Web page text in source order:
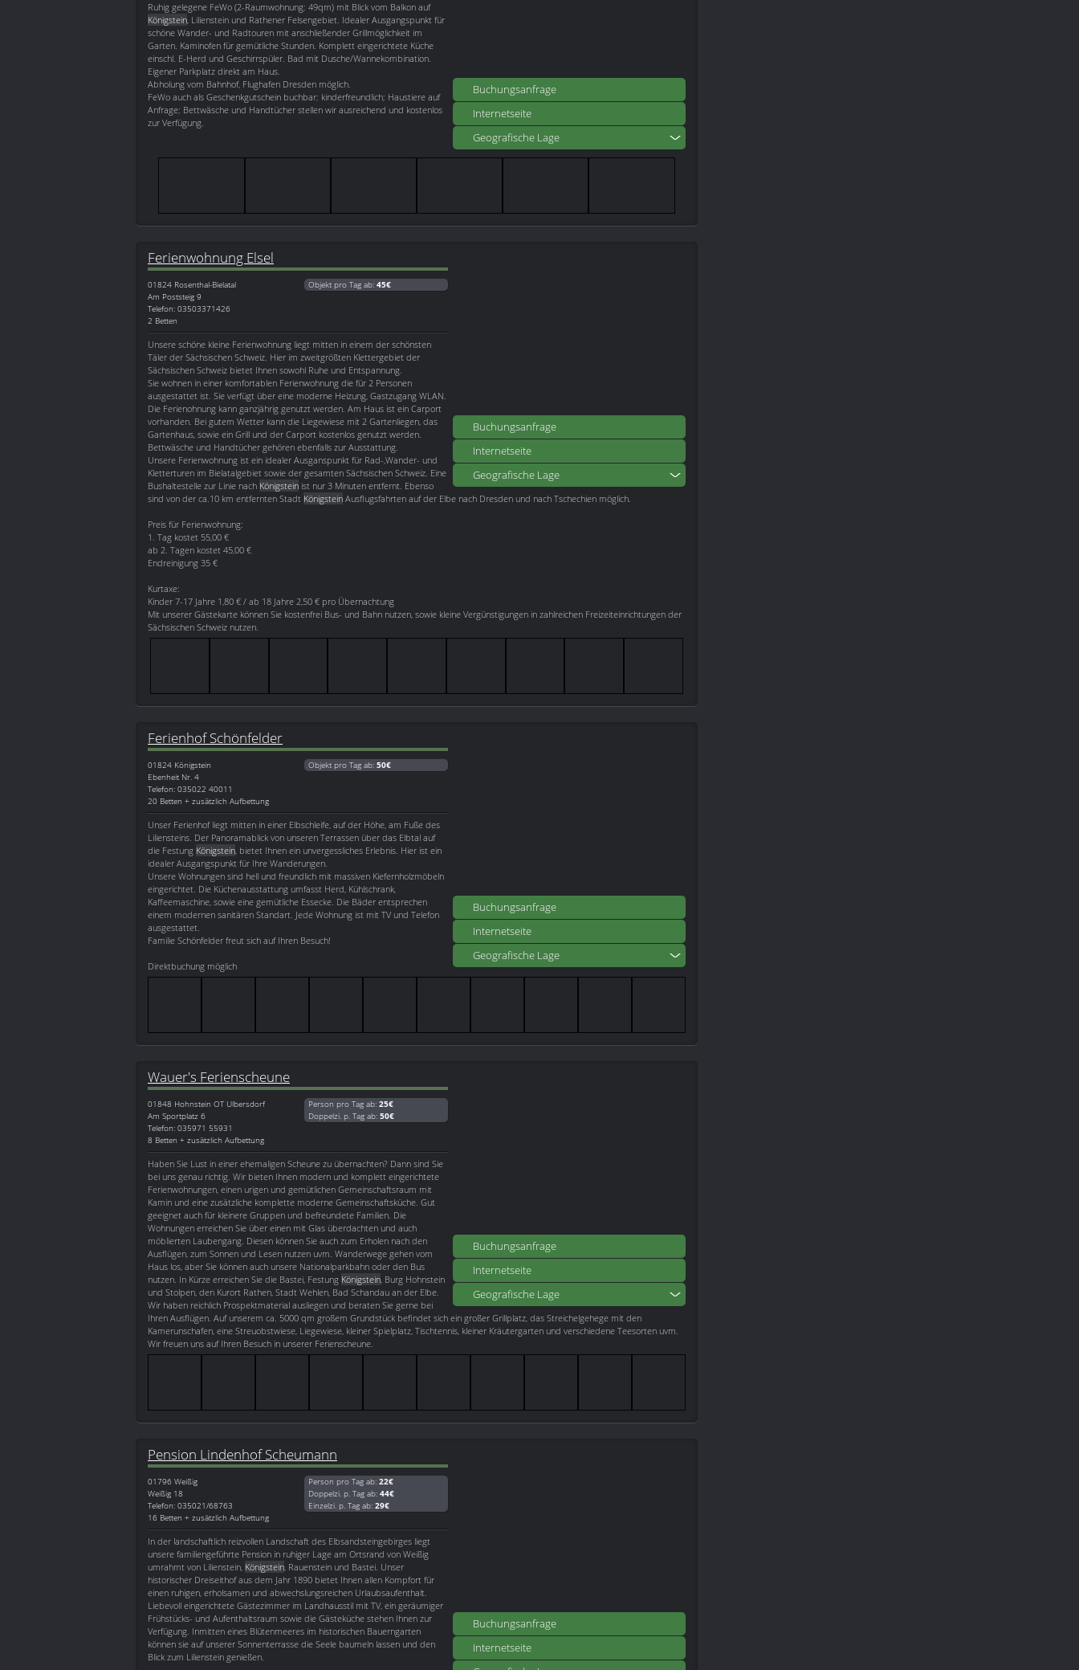
Buchungsanfrage
Internetseite
Geografische Lage
Ruhig gelegene FeWo (2-Raumwohnung; 49qm) mit Blick vom Balkon auf
Königstein, Lilienstein und Rathener Felsengebiet. Idealer Ausgangspunkt für
schöne Wander- und Radtouren mit anschließender Grillmöglichkeit im
Garten. Kaminofen für gemütliche Stunden. Komplett eingerichtete Küche
einschl. E-Herd und Geschirrspüler. Bad mit Dusche/Wannekombination.
Eigener Parkplatz direkt am Haus.
Abholung vom Bahnhof, Flughafen Dresden möglich.
FeWo auch als Geschenkgutschein buchbar; kinderfreundlich; Haustiere auf
Anfrage; Bettwäsche und Handtücher stellen wir ausreichend und kostenlos
zur Verfügung.
Buchungsanfrage
Internetseite
Geografische Lage
Ferienwohnung Elsel
01824 Rosenthal-Bielatal
Am Poststeig 9
Telefon: 03503371426
2 Betten
Objekt pro Tag ab: 45€
Unsere schöne kleine Ferienwohnung liegt mitten in einem der schönsten
Täler der Sächsischen Schweiz. Hier im zweitgrößten Klettergebiet der
Sächsischen Schweiz bietet Ihnen sowohl Ruhe und Entspannung.
Sie wohnen in einer komfortablen Ferienwohnung die für 2 Personen
ausgestattet ist. Sie verfügt über eine moderne Heizung, Gastzugang WLAN.
Die Ferienohnung kann ganzjährig genutzt werden. Am Haus ist ein Carport
vorhanden. Bei gutem Wetter kann die Liegewiese mit 2 Gartenliegen, das
Gartenhaus, sowie ein Grill und der Carport kostenlos genutzt werden.
Bettwäsche und Handtücher gehören ebenfalls zur Ausstattung.
Unsere Ferienwohnung ist ein idealer Ausganspunkt für Rad-,Wander- und
Kletterturen im Bielatalgebiet sowie der gesamten Sächsischen Schweiz. Eine
Bushaltestelle zur Linie nach Königstein ist nur 3 Minuten entfernt. Ebenso
sind von der ca.10 km entfernten Stadt Königstein Ausflugsfahrten auf der Elbe nach Dresden und nach Tschechien möglich.
Preis für Ferienwohnung:
1. Tag kostet 55,00 €
ab 2. Tagen kostet 45,00 €
Endreinigung 35 €
Kurtaxe:
Kinder 7-17 Jahre 1,80 € / ab 18 Jahre 2,50 € pro Übernachtung
Mit unserer Gästekarte können Sie kostenfrei Bus- und Bahn nutzen, sowie kleine Vergünstigungen in zahlreichen Freizeiteinrichtungen der
Sächsischen Schweiz nutzen.
Buchungsanfrage
Internetseite
Geografische Lage
Ferienhof Schönfelder
01824 Königstein
Ebenheit Nr. 4
Telefon: 035022 40011
20 Betten + zusätzlich Aufbettung
Objekt pro Tag ab: 50€
Unser Ferienhof liegt mitten in einer Elbschleife, auf der Höhe, am Fuße des
Liliensteins. Der Panoramablick von unseren Terrassen über das Elbtal auf
die Festung Königstein, bietet Ihnen ein unvergessliches Erlebnis. Hier ist ein
idealer Ausgangspunkt für Ihre Wanderungen.
Unsere Wohnungen sind hell und freundlich mit massiven Kiefernholzmöbeln
eingerichtet. Die Küchenausstattung umfasst Herd, Kühlschrank,
Kaffeemaschine, sowie eine gemütliche Essecke. Die Bäder entsprechen
einem modernen sanitären Standart. Jede Wohnung ist mit TV und Telefon
ausgestattet.
Familie Schönfelder freut sich auf Ihren Besuch!
Direktbuchung möglich
Buchungsanfrage
Internetseite
Geografische Lage
Wauer's Ferienscheune
01848 Hohnstein OT Ulbersdorf
Am Sportplatz 6
Telefon: 035971 55931
8 Betten + zusätzlich Aufbettung
Person pro Tag ab: 25€
Doppelzi. p. Tag ab: 50€
Haben Sie Lust in einer ehemaligen Scheune zu übernachten? Dann sind Sie
bei uns genau richtig. Wir bieten Ihnen modern und komplett eingerichtete
Ferienwohnungen, einen urigen und gemütlichen Gemeinschaftsraum mit
Kamin und eine zusätzliche komplette moderne Gemeinschaftsküche. Gut
geeignet auch für kleinere Gruppen und befreundete Familien. Die
Wohnungen erreichen Sie über einen mit Glas überdachten und auch
möblierten Laubengang. Diesen können Sie auch zum Erholen nach den
Ausflügen, zum Sonnen und Lesen nutzen uvm. Wanderwege gehen vom
Haus los, aber Sie können auch unsere Nationalparkbahn oder den Bus
nutzen. In Kürze erreichen Sie die Bastei, Festung Königstein, Burg Hohnstein
und Stolpen, den Kurort Rathen, Stadt Wehlen, Bad Schandau an der Elbe.
Wir haben reichlich Prospektmaterial ausliegen und beraten Sie gerne bei
Ihren Ausflügen. Auf unserem ca. 5000 qm großem Grundstück befindet sich ein großer Grillplatz, das Streichelgehege mit den
Kamerunschafen, eine Streuobstwiese, Liegewiese, kleiner Spielplatz, Tischtennis, kleiner Kräutergarten und verschiedene Teesorten uvm.
Wir freuen uns auf Ihren Besuch in unserer Ferienscheune.
Buchungsanfrage
Internetseite
Pension Lindenhof Scheumann
01796 Weißig
Weißig 18
Telefon: 035021/68763
16 Betten + zusätzlich Aufbettung
Person pro Tag ab: 22€
Doppelzi. p. Tag ab: 44€
Einzelzi. p. Tag ab: 29€
In der landschaftlich reizvollen Landschaft des Elbsandsteingebirges liegt
unsere familiengeführte Pension in ruhiger Lage am Ortsrand von Weißig
umrahmt von Lilienstein, Königstein, Rauenstein und Bastei. Unser
historischer Dreiseithof aus dem Jahr 1890 bietet Ihnen allen Kompfort für
einen ruhigen, erholsamen und abwechslungsreichen Urlaubsaufenthalt.
Liebevoll eingerichtete Gästezimmer im Landhausstil mit TV, ein geräumiger
Frühstücks- und Aufenthaltsraum sowie die Gästeküche stehen Ihnen zur
Verfügung. Inmitten eines Blütenmeeres im historischen Bauerngarten
können sie auf unserer Sonnenterrasse die Seele baumeln lassen und den
Blick zum Lilienstein genießen.